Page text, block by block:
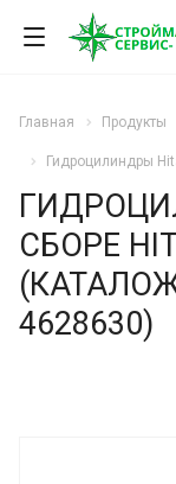
Главная Продукты
Гидроцилиндры
СБОРЕ
4628630)